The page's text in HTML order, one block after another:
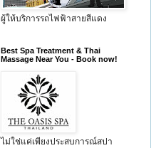
ผู้ให้บริการรถไฟฟ้าสายสีแดง
Best Spa Treatment & Thai
Massage Near You - Book now!
ไม่ใช่แค่เพียงประสบการณ์สปา